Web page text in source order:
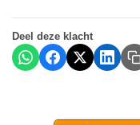
Deel deze klacht